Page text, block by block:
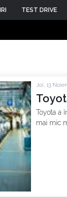
TEST DRIVE
Joi, 13
Toyota a
mai mic